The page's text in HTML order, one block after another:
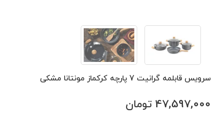
سرویس قابلمه گرانیت 7 پارچه کرکماز مونتانا مشکی
47,597,000 تومان